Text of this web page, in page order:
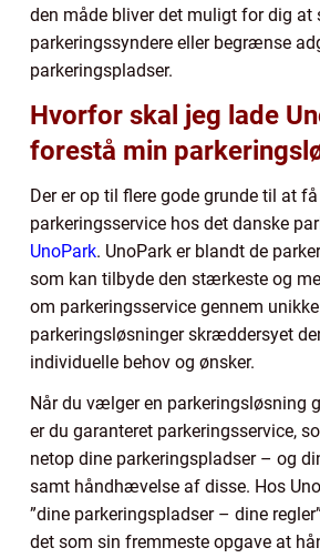
den måde bliver det muligt for dig at
parkeringssyndere eller begrænse
parkeringspladser.
Hvorfor skal jeg lade
forestå min
Der er op til flere gode grunde til at
parkeringsservice hos det danske
UnoPark. UnoPark er blandt de
som kan tilbyde den stærkeste og
om parkeringsservice gennem unikke
parkeringsløsninger skræddersyet
individuelle behov og ønsker.
Når du vælger en parkeringsløsning
er du garanteret parkeringsservice,
netop dine parkeringspladser – og
samt håndhævelse af disse. Hos
”dine parkeringspladser – dine
det som sin fremmeste opgave at